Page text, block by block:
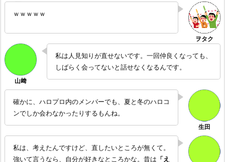
ｗｗｗｗｗ
私は人見知りが直せないです。一回仲良くなっても、
しばらく会ってないと話せなくなるんです。
確かに、ハロプロ内のメンバーでも、夏と冬のハロコ
ンでしか会わなかったりするもんね。
私は、考えたんですけど、直したいところが無くて。
強いて言うなら、自分が好きなところかな。昔は 「え